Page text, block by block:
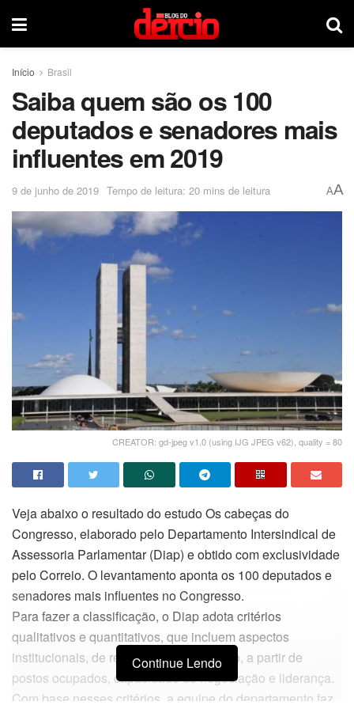
Início Brasil
Saiba quem são os 100
deputados e senadores mais
influentes em 2019
9 de junho de 2019 Tempo de leitura: 20 mins de leitura AA
CREATOR: gd-jpeg v1.0 (using IJG JPEG v62), quality = 80
Veja abaixo o resultado do estudo Os cabeças do
Congresso, elaborado pelo Departamento Intersindical de
Assessoria Parlamentar (Diap) e obtido com exclusividade
pelo Correio. O levantamento aponta os 100 deputados e
senadores mais influentes no Congresso.
Para fazer a classificação, o Diap adota critérios
qualitativos e quantitativos, que incluem aspectos
institucionais, de reputação e de decisão, a partir de
postos ocupados, capacidade de negociação e liderança.
Com base nesses critérios, a equipe do departamento faz
Continue Lendo